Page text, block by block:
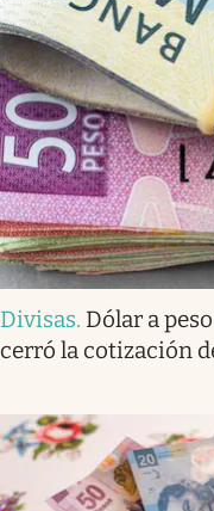
Divisas. Dólar a
cerró la cotización